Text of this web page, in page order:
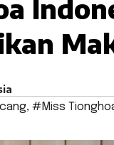
, #Miss